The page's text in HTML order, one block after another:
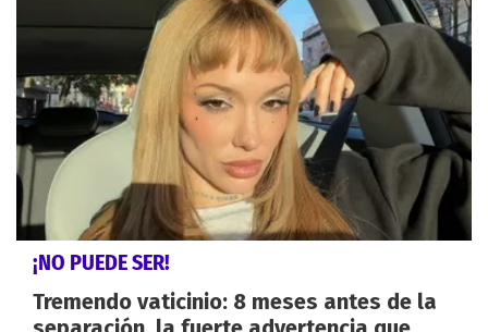
¡NO PUEDE SER!
Tremendo vaticinio: 8 meses antes de la